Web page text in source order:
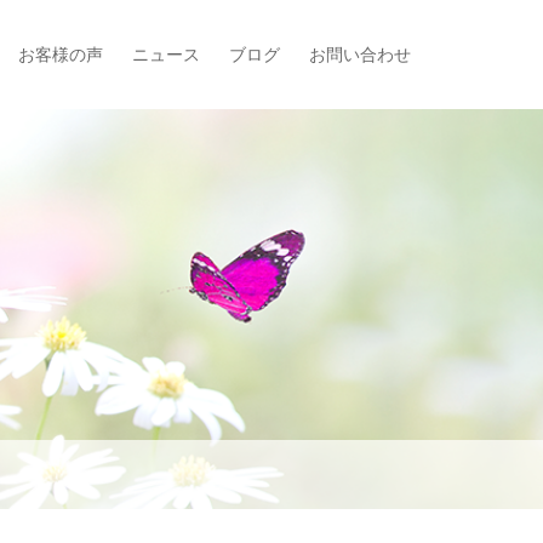
お客様の声 ニュース ブログ お問い合わせ